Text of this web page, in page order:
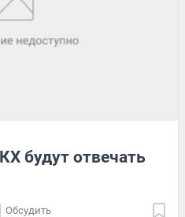
будут отвечать
Обсудить